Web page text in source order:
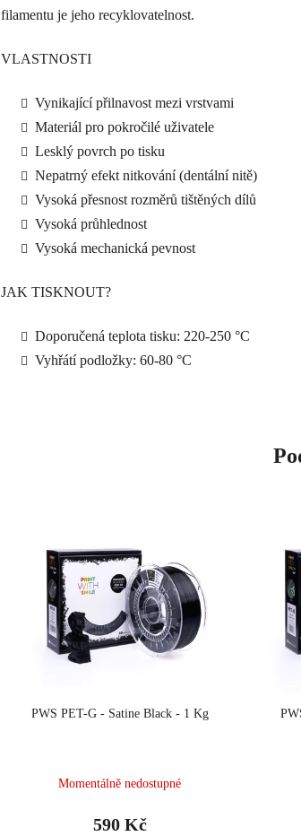
filamentu je jeho recyklovatelnost.
VLASTNOSTI
Vynikající přilnavost mezi vrstvami
Materiál pro pokročilé uživatele
Lesklý povrch po tisku
Nepatrný efekt nitkování (dentální nitě)
Vysoká přesnost rozměrů tištěných dílů
Vysoká průhlednost
Vysoká mechanická pevnost
JAK TISKNOUT?
Doporučená teplota tisku: 220-250 °C
Vyhřátí podložky: 60-80 °C
PWS PET-G - Satine Black - 1 Kg
Momentálně nedostupné
590 Kč